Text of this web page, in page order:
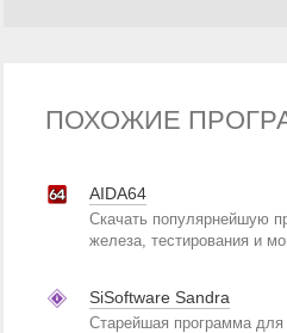
ПОХОЖИЕ
AIDA64
Скачать популярнейшую
железа, тестирования и
SiSoftware Sandra
Старейшая программа